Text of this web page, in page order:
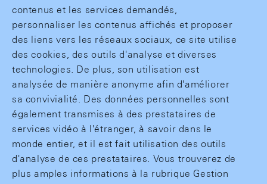
contenus et les services demandés,
personnaliser les contenus affichés et proposer
des liens vers les réseaux sociaux, ce site utilise
des cookies, des outils d'analyse et diverses
technologies. De plus, son utilisation est
analysée de manière anonyme afin d'améliorer
sa convivialité. Des données personnelles sont
également transmises à des prestataires de
services vidéo à l'étranger, à savoir dans le
monde entier, et il est fait utilisation des outils
d'analyse de ces prestataires. Vous trouverez de
plus amples informations à la rubrique Gestion